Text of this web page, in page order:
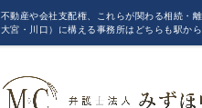
不動産や会社支配権、これらが関わる相続・
大宮・川口）に構える事務所はどちらも駅から